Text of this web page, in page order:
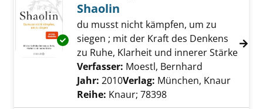
Exemplar-Details von Shaolin anzeigen
Shaolin
du musst nicht kämpfen, um zu
siegen ; mit der Kraft des Denkens
zu Ruhe, Klarheit und innerer Stärke
Verfasser: Moestl, Bernhard
Jahr: 2010Verlag: München, Knaur
Reihe: Knaur; 78398